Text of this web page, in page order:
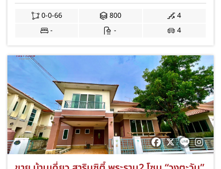
0-0-66 800
4
-
- 4